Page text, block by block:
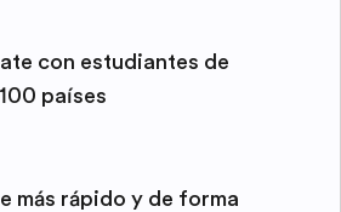
con estudiantes de
países
más rápido y de forma